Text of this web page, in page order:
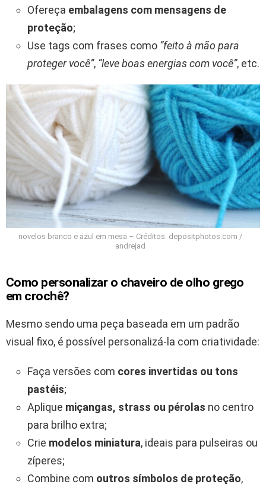
Ofereça embalagens com mensagens de
proteção;
Use tags com frases como “feito à mão para
proteger você”, “leve boas energias com você”, etc.
novelos branco e azul em mesa – Créditos: depositphotos.com /
andrejad
Como personalizar o chaveiro de olho grego
em crochê?
Mesmo sendo uma peça baseada em um padrão
visual fixo, é possível personalizá-la com criatividade:
Faça versões com cores invertidas ou tons
pastéis;
Aplique miçangas, strass ou pérolas no centro
para brilho extra;
Crie modelos miniatura, ideais para pulseiras ou
zíperes;
Combine com outros símbolos de proteção,